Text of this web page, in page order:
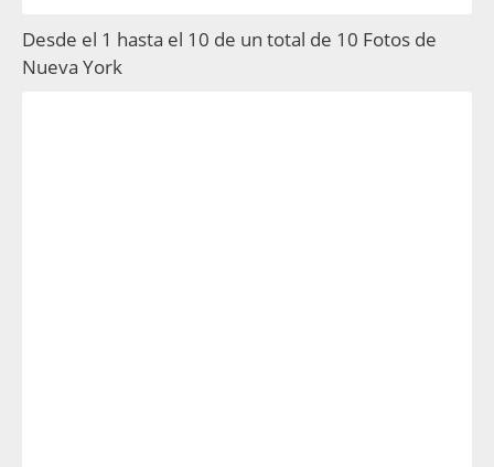
Desde el 1 hasta el 10 de un total de 10 Fotos de
Nueva York